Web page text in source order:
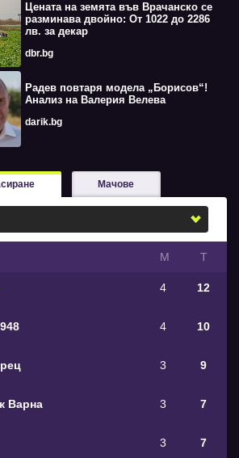
Цената на земята във Врачанско се
разминава двойно: От 1022 до 2286
лв. за декар
dbr.bg
Радев повтаря модела „Борисов“!
Анализ на Валерия Велева
darik.bg
Мачове
М Т
4 12
4 10
3 9
Варна 3 7
3 7